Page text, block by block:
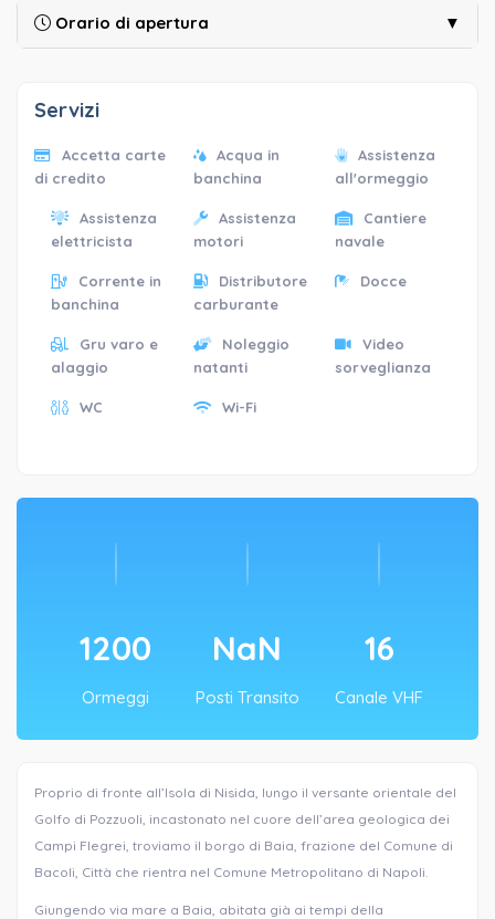
Orario di apertura ▼
Servizi
Accetta carte
di credito
Acqua in
banchina
Assistenza
all'ormeggio
Assistenza
elettricista
Assistenza
motori
Cantiere
navale
Corrente in
banchina
Distributore
carburante
Docce
Gru varo e
alaggio
Noleggio
natanti
Video
sorveglianza
WC Wi-Fi
1200
Ormeggi
NaN
Posti Transito
16
Canale VHF
Proprio di fronte all’Isola di Nisida, lungo il versante orientale del
Golfo di Pozzuoli, incastonato nel cuore dell’area geologica dei
Campi Flegrei, troviamo il borgo di Baia, frazione del Comune di
Bacoli, Città che rientra nel Comune Metropolitano di Napoli.
Giungendo via mare a Baia, abitata già ai tempi della